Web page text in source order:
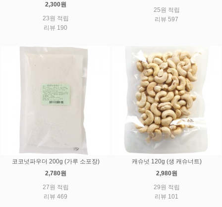
2,300원
23원 적립
리뷰 190
25원 적립
리뷰 597
코코넛파우더 200g (가루 소포장)
2,780원
27원 적립
리뷰 469
캐슈넛 120g (생 캐슈너트)
2,980원
29원 적립
리뷰 101